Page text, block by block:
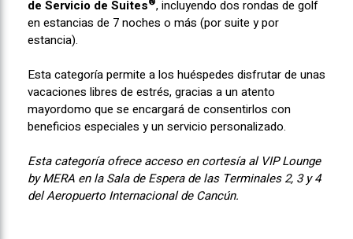
de Servicio de Suites , incluyendo dos rondas de golf
en estancias de 7 noches o más (por suite y por
estancia).
Esta categoría permite a los huéspedes disfrutar de unas
vacaciones libres de estrés, gracias a un atento
mayordomo que se encargará de consentirlos con
beneficios especiales y un servicio personalizado.
Esta categoría ofrece acceso en cortesía al VIP Lounge
by MERA en la Sala de Espera de las Terminales 2, 3 y 4
del Aeropuerto Internacional de Cancún.